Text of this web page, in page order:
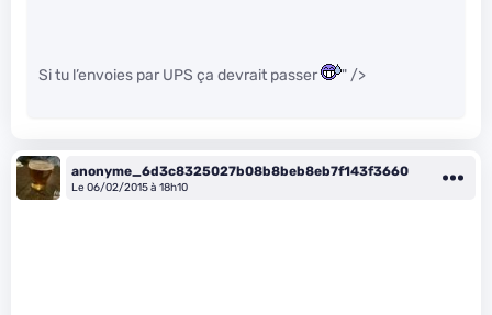
Si tu l’envoies par UPS ça devrait passer " />
anonyme_6d3c8325027b08b8beb8eb7f143f3660
Le 06/02/2015 à 18h10